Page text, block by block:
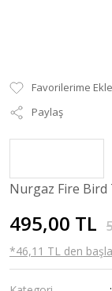
Paylaş
Nurgaz Fire
495,00 TL
*46,11 TL den